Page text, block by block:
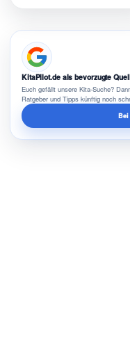
KitaPilot.de als bevorzugte
Euch gefällt unsere Kita-Suche?
Ratgeber und Tipps künftig noch
Bei